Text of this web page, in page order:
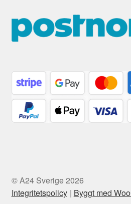
© A24 Sverige 2026
Integritetspolicy
Byggt med